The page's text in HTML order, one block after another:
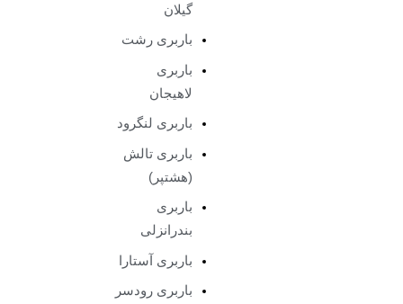
گیلان
باربری رشت
باربری
لاهیجان
باربری لنگرود
باربری تالش
(هشتپر)
باربری
بندرانزلی
باربری آستارا
باربری رودسر